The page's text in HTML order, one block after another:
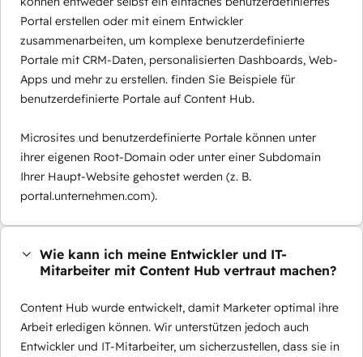
Portal erstellen oder mit einem Entwickler
zusammenarbeiten, um komplexe benutzerdefinierte
Portale mit CRM-Daten, personalisierten Dashboards, Web-
Apps und mehr zu erstellen. finden Sie Beispiele für
benutzerdefinierte Portale auf Content Hub.
Microsites und benutzerdefinierte Portale können unter
ihrer eigenen Root-Domain oder unter einer Subdomain
Ihrer Haupt-Website gehostet werden (z. B.
portal.unternehmen.com).
Wie kann ich meine Entwickler und IT-
Mitarbeiter mit Content Hub vertraut machen?
Content Hub wurde entwickelt, damit Marketer optimal ihre
Arbeit erledigen können. Wir unterstützen jedoch auch
Entwickler und IT-Mitarbeiter, um sicherzustellen, dass sie in